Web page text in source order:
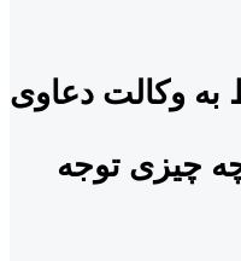
به وکالت دعاوی
چیزی توجه